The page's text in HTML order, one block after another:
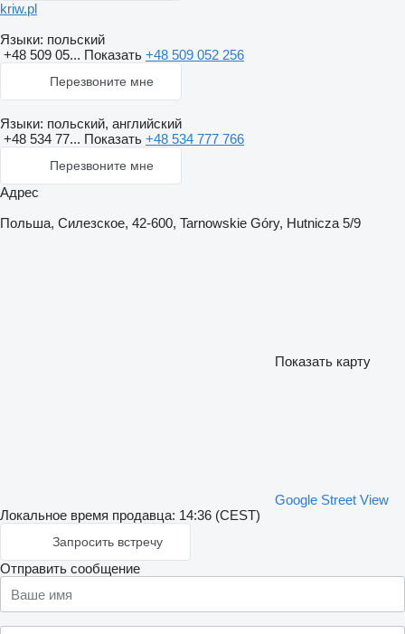
kriw.pl
Языки: польский
+48 509 05... Показать +48 509 052 256
Перезвоните мне
Языки: польский, английский
+48 534 77... Показать +48 534 777 766
Перезвоните мне
Адрес
Польша, Силезское, 42-600, Tarnowskie Góry, Hutnicza 5/9
Показать карту
Google Street View
Локальное время продавца: 14:36 (CEST)
Запросить встречу
Отправить сообщение